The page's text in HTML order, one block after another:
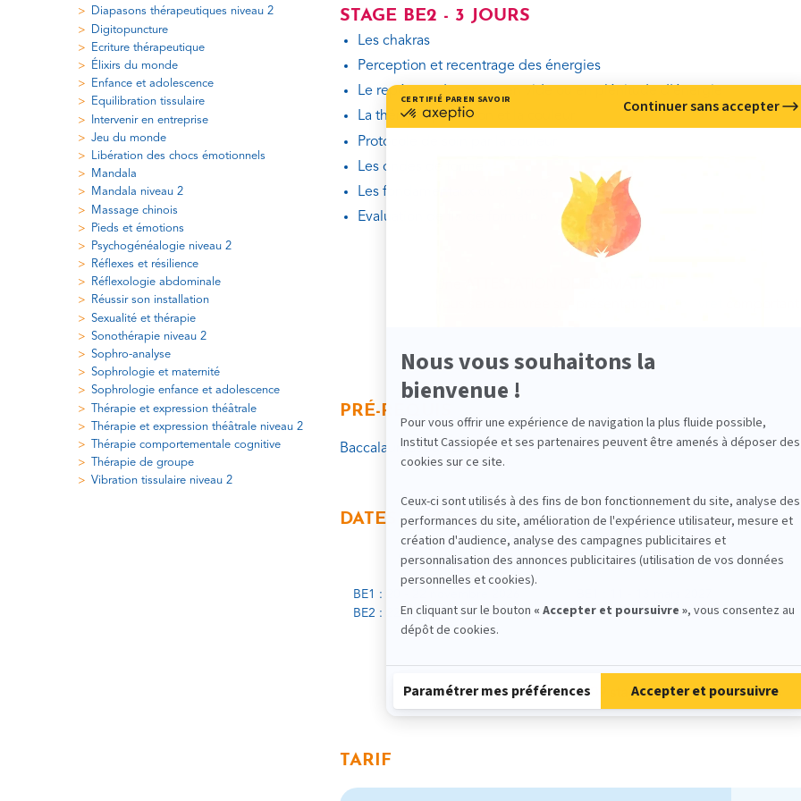
Diapasons thérapeutiques niveau 2
Digitopuncture
Ecriture thérapeutique
Élixirs du monde
Enfance et adolescence
Equilibration tissulaire
Intervenir en entreprise
Jeu du monde
Libération des chocs émotionnels
Mandala
Mandala niveau 2
Massage chinois
Pieds et émotions
Psychogénéalogie niveau 2
Réflexes et résilience
Réflexologie abdominale
Réussir son installation
Sexualité et thérapie
Sonothérapie niveau 2
Sophro-analyse
Sophrologie et maternité
Sophrologie enfance et adolescence
Thérapie et expression théâtrale
Thérapie et expression théâtrale niveau 2
Thérapie comportementale cognitive
Thérapie de groupe
Vibration tissulaire niveau 2
STAGE BE2 - 3 JOURS
Les chakras
Perception et recentrage des énergies
Le repérage des zones en vide ou en plénitude d'énergie
La thérapie par le son et la couleur
Protocole de soin par la couleur
Les ondes de forme
Les fondamentaux du qi gong
Evaluation de fin de formation
PRÉ-REQUIS
Baccalauréat ou équivalent.
DATES • 2 SESSIONS
Novembre 2026
BE1 : 20 - 22 novembre 2026
BE2 : 22 - 24 janvier 2027
Mars 2027
BE2 : 27 - 29 mai 2027
309 stagiaires formés en 10 ans
TARIF